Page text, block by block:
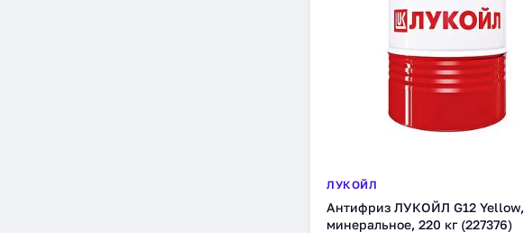
ЛУКОЙЛ
Антифриз ЛУКОЙЛ G12 Yellow,
минеральное, 220 кг (227376)